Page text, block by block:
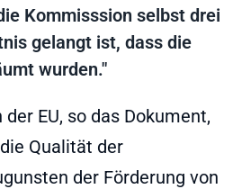
Kommisssion selbst drei
gelangt ist, dass die
wurden."
EU, so das Dokument,
Qualität der
der Förderung von